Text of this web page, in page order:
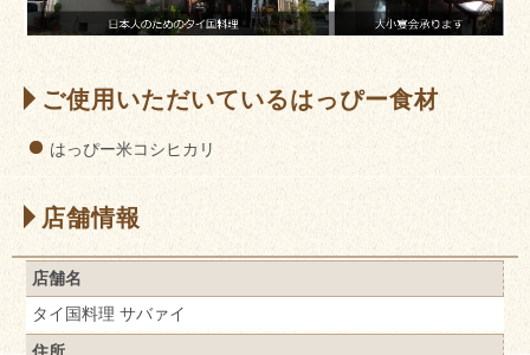
ご使用いただいているはっぴー食材
はっぴー米コシヒカリ
店舗情報
店舗名
タイ国料理 サバァイ
住所